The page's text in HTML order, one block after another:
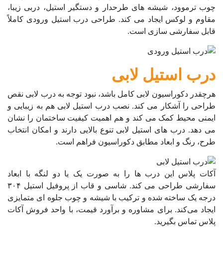
چوب ترموود، شیشه های طرحدار و دستگیر استیل، دربی زیبا،
مقاوم و لوکس ایجاد می کند. طراحی درب استیل ورودی کاملاً
قابل سفارشی سازی است.
درب استیل لابی
هرچقدر دکوراسیون لابی کامل باشد، نبود توجه به درب لابی نقص
طراحی را آشکار می کند. نصب درب استیل لابی هم به زیبایی و
ایمنی محیط کمک می کند و هم اهمیت کیفیت ساختمان را نشان
می دهد. درب های استیل لابی تنوع بالایی دارند و امکان انتخاب
طرح، رنگ و ابعاد مطابق دکوراسیون فراهم است.
آکات پلاس این درب ها را به صورت یک یا دو لنگه با ابعاد
سفارشی طراحی می کند. شاسی و قاب از پروفیل استیل ۳۰۴
درجه یک ساخته شده و ترکیب با شیشه و چوب جلوه ای متمایزی
ایجاد می‌کند. برای مشاوره و برآورد قیمت، با واحد فروش آکات
پلاس تماس بگیرید.